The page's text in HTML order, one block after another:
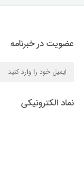
عضویت در خبرنامه
نماد الکترونیکی